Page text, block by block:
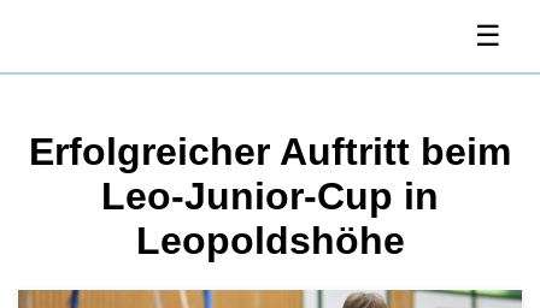
☰
Erfolgreicher Auftritt beim
Leo-Junior-Cup in
Leopoldshöhe